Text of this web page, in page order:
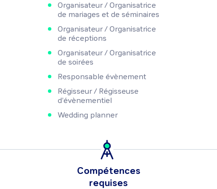
Organisateur / Organisatrice
de mariages et de séminaires
Organisateur / Organisatrice
de réceptions
Organisateur / Organisatrice
de soirées
Responsable évènement
Régisseur / Régisseuse
d'évènementiel
Wedding planner
Compétences
requises